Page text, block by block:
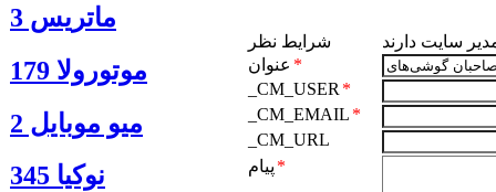
ماتريس 3
موتورولا 179
ميو موبايل 2
نوكيا 345
شرایط نظر
سایت دارند
عنوان *
_CM_USER *
_CM_EMAIL *
_CM_URL
پیام *